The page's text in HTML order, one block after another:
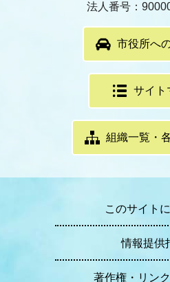
法人番号：
市役所へ
サイト
組織一覧・
このサイト
情報提供
著作権・リン